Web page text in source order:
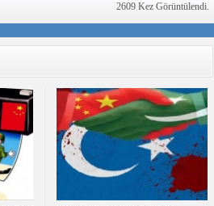
2609 Kez Görüntülendi.